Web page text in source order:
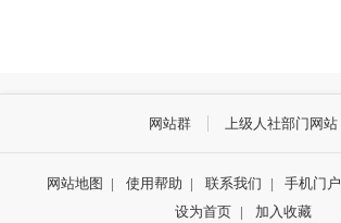
网站群 上级人社部门网站
网站地图 | 使用帮助 | 联系我们 | 手机门户
设为首页 | 加入收藏